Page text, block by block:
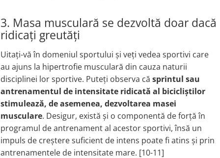
3. Masa musculară se dezvoltă doar dacă
ridicați greutăți
Uitați-vă în domeniul sportului și veți vedea sportivi care
au ajuns la hipertrofie musculară din cauza naturii
disciplinei lor sportive. Puteți observa că sprintul sau
antrenamentul de intensitate ridicată al bicicliștilor
stimulează, de asemenea, dezvoltarea masei
musculare. Desigur, există și o componentă de forță în
programul de antrenament al acestor sportivi, însă un
impuls de creștere suficient de intens poate fi atins și prin
antrenamentele de intensitate mare. [10-11]